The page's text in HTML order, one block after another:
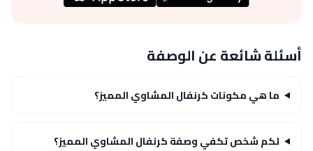
أسئلة شائعة عن الوصفة
ما هي مكونات كرنفال المشاوي المميز؟
لكم شخص تكفي وصفة كرنفال المشاوي المميز؟